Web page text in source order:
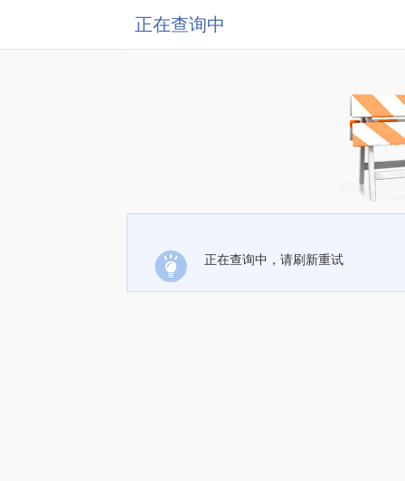
正在查询中
正在查询中，请刷新重试